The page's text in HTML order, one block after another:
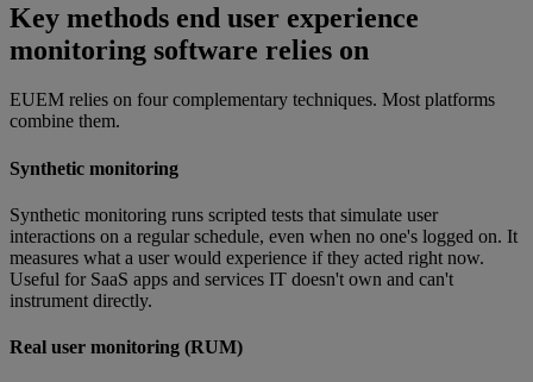
Key methods end user experience
monitoring software relies on
EUEM relies on four complementary techniques. Most platforms
combine them.
Synthetic monitoring
Synthetic monitoring runs scripted tests that simulate user
interactions on a regular schedule, even when no one's logged on. It
measures what a user would experience if they acted right now.
Useful for SaaS apps and services IT doesn't own and can't
instrument directly.
Real user monitoring (RUM)